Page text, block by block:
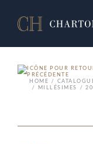
HOME
MILLÉSIMES